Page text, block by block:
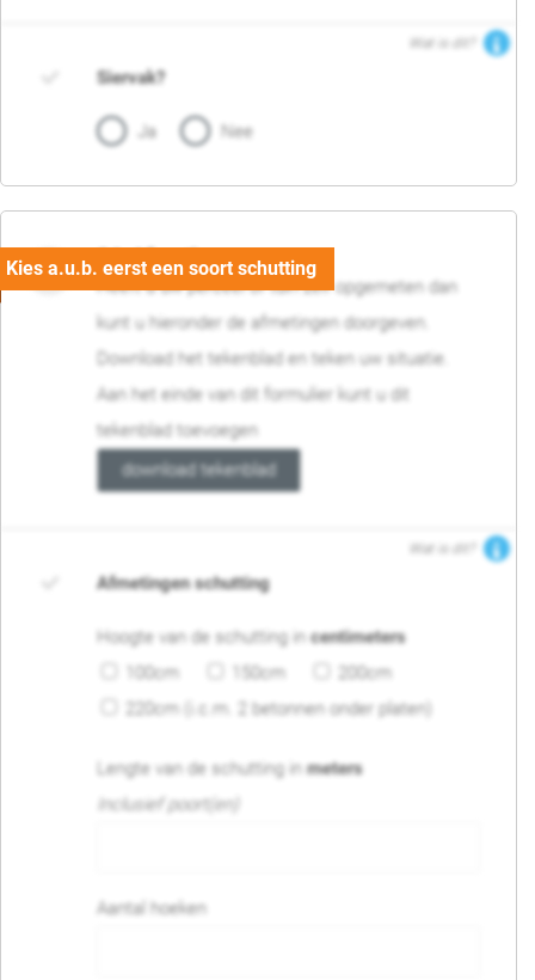
Wat is dit?
Siervak?
Ja Nee
04. Afmetingen
Heeft u uw perceel of tuin zelf opgemeten dan
kunt u hieronder de afmetingen doorgeven.
Download het tekenblad en teken uw situatie.
Aan het einde van dit formulier kunt u dit
tekenblad toevoegen
download tekenblad
Wat is dit?
Afmetingen schutting
Hoogte van de schutting incentimeters
100cm
150cm
200cm
220cm (i.c.m. 2 betonnen onder platen)
Lengte van de schutting inmeters
Inclusief poort(en)
Aantal hoeken